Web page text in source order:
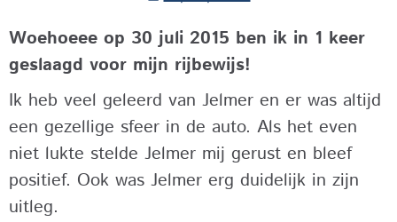
Woehoeee op 30 juli 2015 ben ik in 1 keer
geslaagd voor mijn rijbewijs!
Ik heb veel geleerd van Jelmer en er was altijd
een gezellige sfeer in de auto. Als het even
niet lukte stelde Jelmer mij gerust en bleef
positief. Ook was Jelmer erg duidelijk in zijn
uitleg.